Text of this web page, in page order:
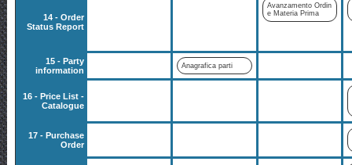
14 - Order
Status Report
Avanzamento Ordin
e Materia Prima
15 - Party
information
Anagrafica parti
16 - Price List -
Catalogue
17 - Purchase
Order